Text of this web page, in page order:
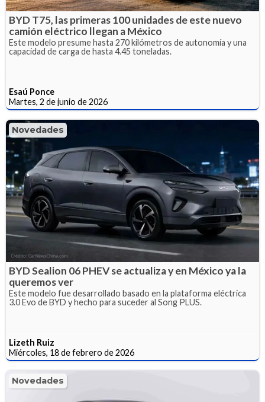
BYD T75, las primeras 100 unidades de este nuevo
camión eléctrico llegan a México
Este modelo presume hasta 270 kilómetros de autonomía y una
capacidad de carga de hasta 4.45 toneladas.
Esaú Ponce
Martes, 2 de junio de 2026
Novedades
BYD Sealion 06 PHEV se actualiza y en México ya la
queremos ver
Este modelo fue desarrollado basado en la plataforma eléctrica
3.0 Evo de BYD y hecho para suceder al Song PLUS.
Lizeth Ruiz
Miércoles, 18 de febrero de 2026
Novedades